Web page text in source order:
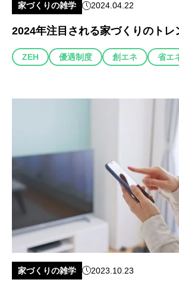
家づくりの雑学 2024.04.22
2024年注目される家づくりのトレ
ZEH 優遇制度 創エネ 省エ
家づくりの雑学 2023.10.23